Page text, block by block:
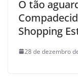
O tão
Shopping
28 de dezembro